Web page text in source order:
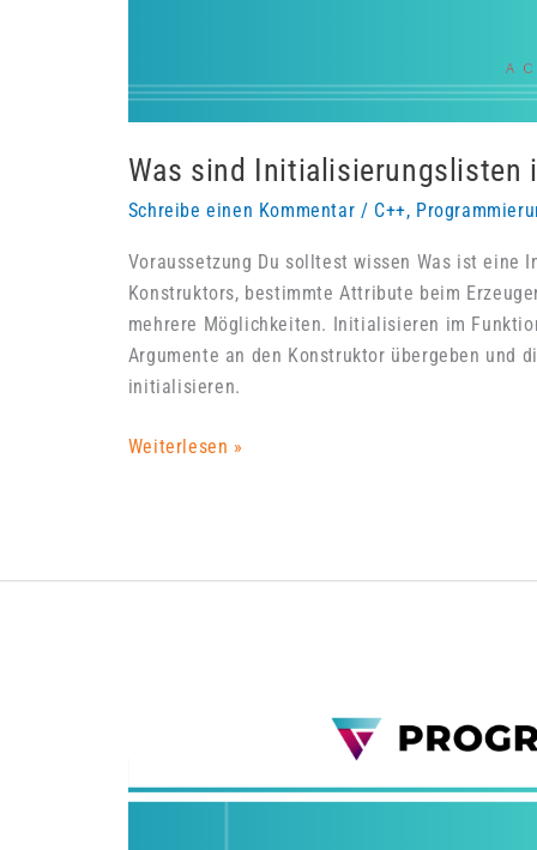
Was sind Initialisierungslisten
Schreibe einen Kommentar / C++,
Voraussetzung Du solltest wissen Was ist
Konstruktors, bestimmte Attribute beim
mehrere Möglichkeiten. Initialisieren im
Argumente an den Konstruktor übergeben und
initialisieren.
Was
Weiterlesen »